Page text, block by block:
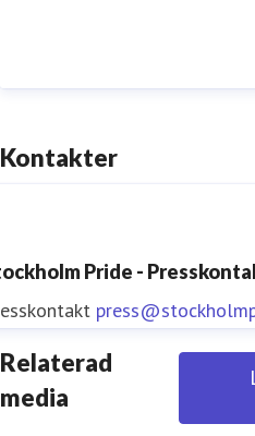
Kontakter
Pride -
Relaterad
media